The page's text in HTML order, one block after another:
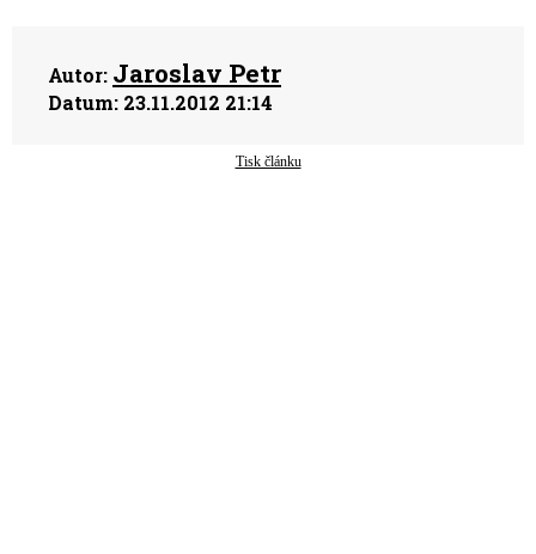
Autor: Jaroslav Petr
Datum: 23.11.2012 21:14
Tisk článku